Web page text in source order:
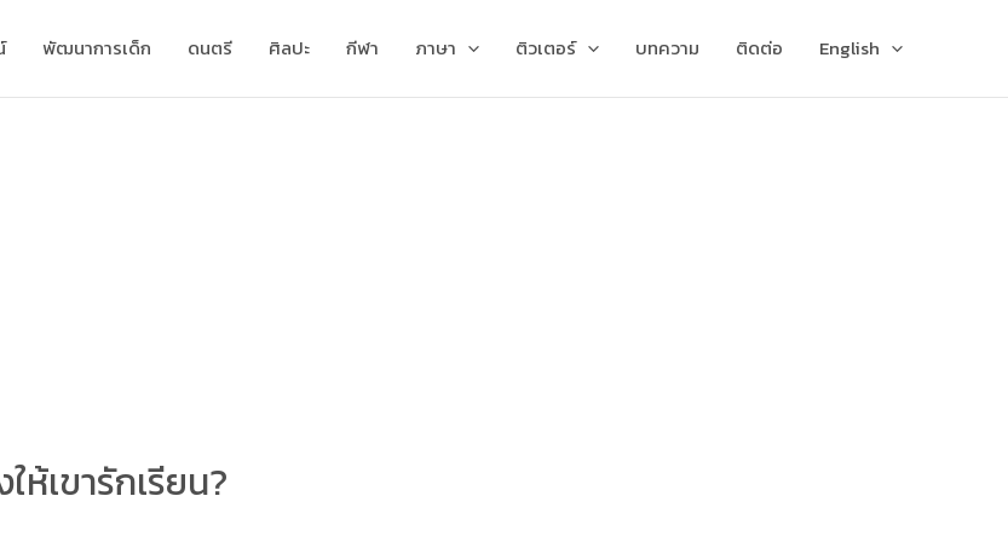
พัฒนาการเด็ก ดนตรี ศิลปะ กีฬา ภาษา ติวเตอร์ บทความ ติดต่อ English
ห้เขารักเรียน?